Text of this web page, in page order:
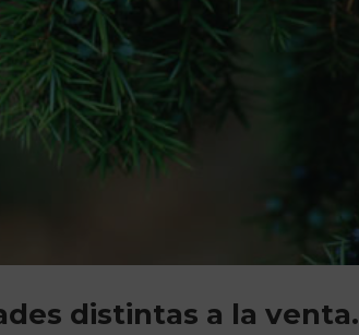
distintas a la venta.